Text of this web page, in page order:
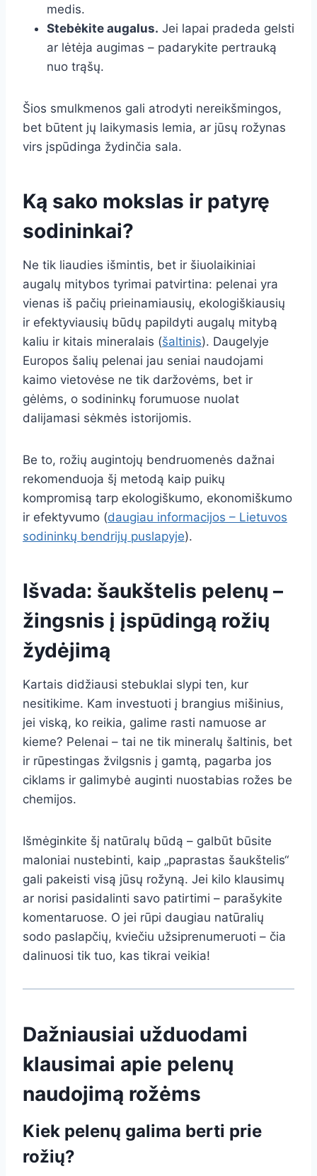
medis.
Stebėkite augalus. Jei lapai pradeda gelsti
ar lėtėja augimas – padarykite pertrauką
nuo trąšų.
Šios smulkmenos gali atrodyti nereikšmingos,
bet būtent jų laikymasis lemia, ar jūsų rožynas
virs įspūdinga žydinčia sala.
Ką sako mokslas ir patyrę
sodininkai?
Ne tik liaudies išmintis, bet ir šiuolaikiniai
augalų mitybos tyrimai patvirtina: pelenai yra
vienas iš pačių prieinamiausių, ekologiškiausių
ir efektyviausių būdų papildyti augalų mitybą
kaliu ir kitais mineralais (šaltinis). Daugelyje
Europos šalių pelenai jau seniai naudojami
kaimo vietovėse ne tik daržovėms, bet ir
gėlėms, o sodininkų forumuose nuolat
dalijamasi sėkmės istorijomis.
Be to, rožių augintojų bendruomenės dažnai
rekomenduoja šį metodą kaip puikų
kompromisą tarp ekologiškumo, ekonomiškumo
ir efektyvumo (daugiau informacijos – Lietuvos
sodininkų bendrijų puslapyje).
Išvada: šaukštelis pelenų –
žingsnis į įspūdingą rožių
žydėjimą
Kartais didžiausi stebuklai slypi ten, kur
nesitikime. Kam investuoti į brangius mišinius,
jei viską, ko reikia, galime rasti namuose ar
kieme? Pelenai – tai ne tik mineralų šaltinis, bet
ir rūpestingas žvilgsnis į gamtą, pagarba jos
ciklams ir galimybė auginti nuostabias rožes be
chemijos.
Išmėginkite šį natūralų būdą – galbūt būsite
maloniai nustebinti, kaip „paprastas šaukštelis“
gali pakeisti visą jūsų rožyną. Jei kilo klausimų
ar norisi pasidalinti savo patirtimi – parašykite
komentaruose. O jei rūpi daugiau natūralių
sodo paslapčių, kviečiu užsiprenumeruoti – čia
dalinuosi tik tuo, kas tikrai veikia!
Dažniausiai užduodami
klausimai apie pelenų
naudojimą rožėms
Kiek pelenų galima berti prie
rožių?